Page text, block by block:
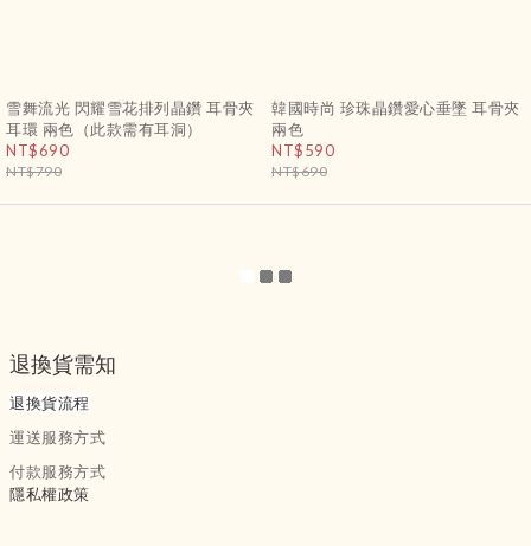
雪舞流光 閃耀雪花排列晶鑽 耳骨夾
耳環 兩色（此款需有耳洞）
NT$690
NT$790
韓國時尚 珍珠晶鑽愛心垂墜 耳骨夾
兩色
NT$590
NT$690
退換貨需知
退換貨流程
運送服務方式
付款服務方式
隱私權政策